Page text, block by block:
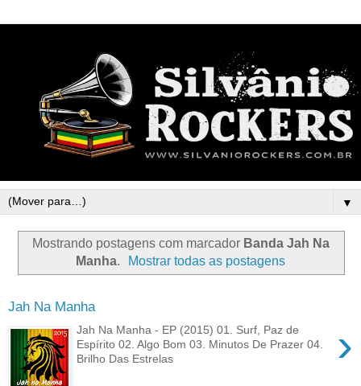
▼
Mostrando postagens com marcador Banda Jah Na
Manha. Mostrar todas as postagens
Jah Na Manha
›
Jah Na Manha - EP (2015) 01. Surf, Paz de
Espírito 02. Algo Bom 03. Minutos De Prazer 04.
Brilho Das Estrelas